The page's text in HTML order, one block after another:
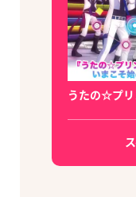
うたの☆プリ